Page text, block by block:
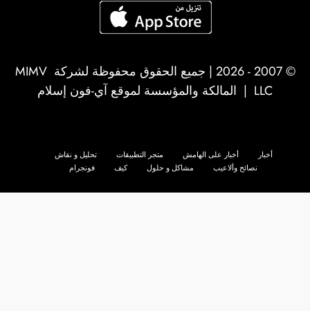
© 2007 - 2026 | جميع الحقوق محفوظة لشركة
MIMV
LLC | المالكة والمؤسسة لموقع آي-فون إسلام
أخبار أخبار على الهامش متجر التطبيقات
تحليل و نقاش
نصائح وألاعيب
مشاكل و حلول كيف فونجرام